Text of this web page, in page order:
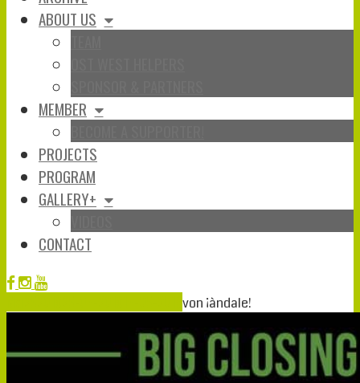
ABOUT US
MEMBER
PROJECTS
PROGRAM
GALLERY+
CONTACT
von ¡àndale!